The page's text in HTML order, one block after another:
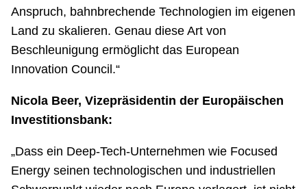
Anspruch, bahnbrechende Technologien im eigenen
Land zu skalieren. Genau diese Art von
Beschleunigung ermöglicht das European
Innovation Council.“
Nicola Beer, Vizepräsidentin der Europäischen
Investitionsbank:
„Dass ein Deep-Tech-Unternehmen wie Focused
Energy seinen technologischen und industriellen